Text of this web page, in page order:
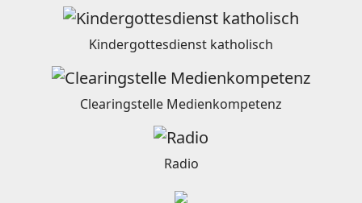
Kindergottesdienst katholisch
Clearingstelle Medienkompetenz
Radio